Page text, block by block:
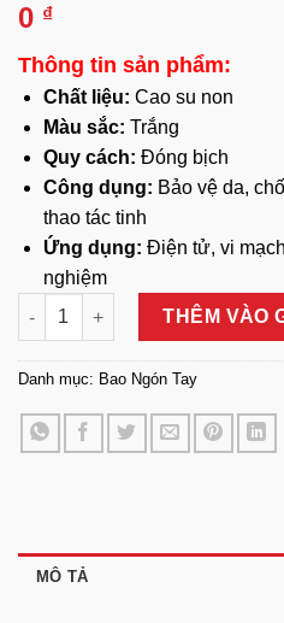
0 ₫
Thông tin sản phẩm:
Chất liệu: Cao su non
Màu sắc: Trắng
Quy cách: Đóng bịch
Công dụng: Bảo vệ da,
thao tác tinh
Ứng dụng: Điện tử, vi
nghiệm
Bao Ngón Tay Suzuki Latex số
THÊM VÀO
Danh mục: Bao Ngón Tay
MÔ TẢ